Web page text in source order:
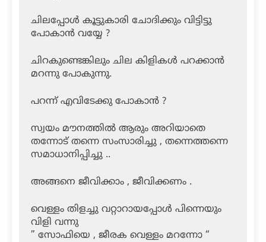
ചിലപ്പോൾ കൂട്ടുകാരി ചോദിക്കും വിട്ടിട്ടു
പോകാൻ വയ്യേ ?
ചിറകുണ്ടെങ്കിലും ചില കിളികൾ പറക്കാൻ
മറന്നു പോകുന്നു.
പറന്ന് എവിടേക്കു പോകാൻ ?
സ്വയം മൗനത്തിൽ ആരും അറിയാതെ
തന്നോട് തന്നെ സംസാരിച്ചു , തന്നെത്തന്നെ
സമാധാനിപ്പിച്ചു ..
അങ്ങനെ ജീവിക്കാം , ജീവിക്കണം .
വെള്ളം തിളച്ചു വറ്റാറായപ്പോൾ പിന്നെയും
വിളി വന്നു
” സോഫിയെ , ജീരക വെള്ളം മറന്നോ “